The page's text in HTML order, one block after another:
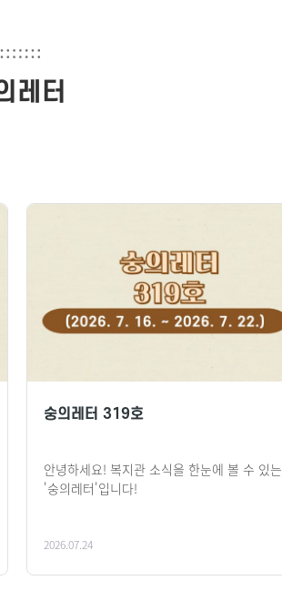
레터
숭의레터 319호
안녕하세요! 복지관 소식을 한눈에 볼 수 있는
'숭의레터'입니다!
2026.07.24